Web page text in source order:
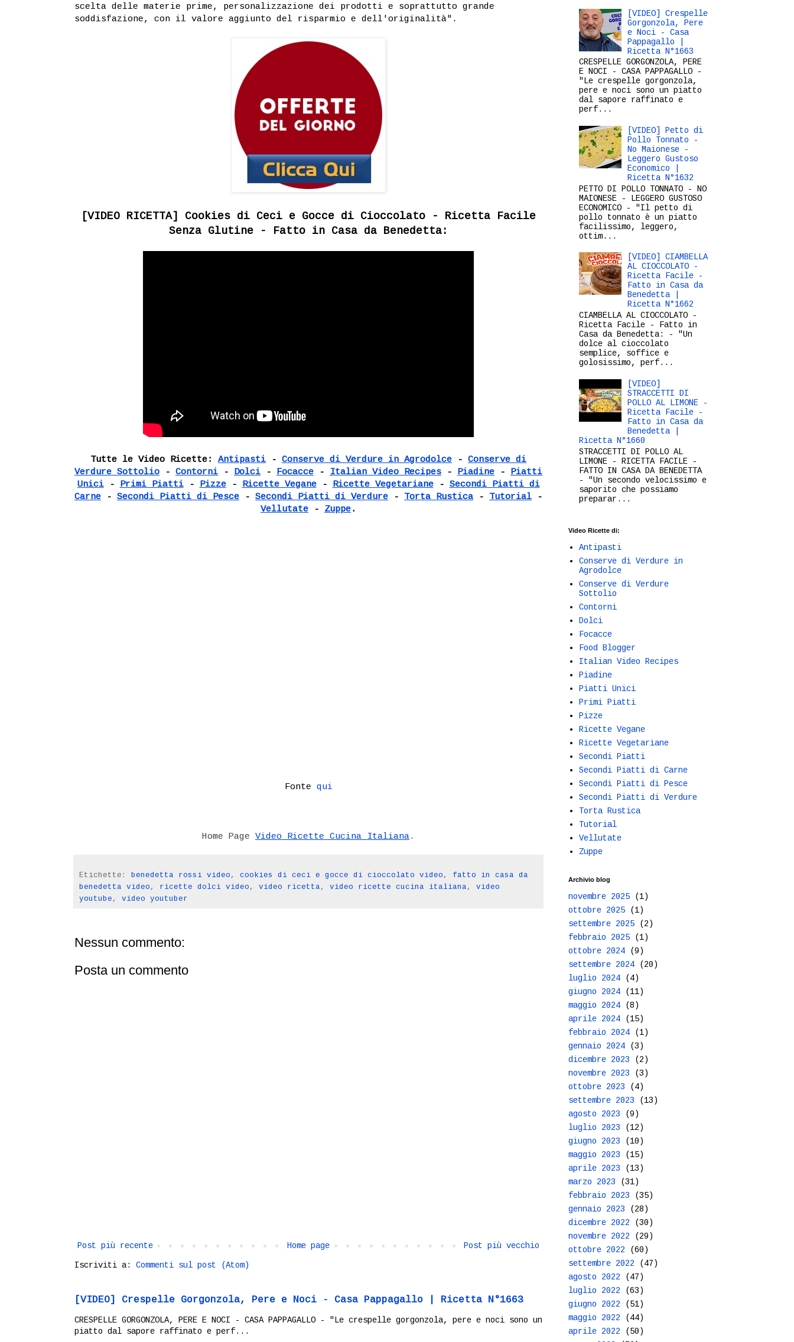
scelta delle materie prime, personalizzazione dei prodotti e soprattutto grande
soddisfazione, con il valore aggiunto del risparmio e dell'originalità".
[VIDEO RICETTA] Cookies di Ceci e Gocce di Cioccolato - Ricetta Facile
Senza Glutine - Fatto in Casa da Benedetta:
Tutte le Video Ricette: Antipasti - Conserve di Verdure in Agrodolce - Conserve di
Verdure Sottolio - Contorni - Dolci - Focacce - Italian Video Recipes - Piadine - Piatti
Unici- Primi Piatti- Pizze- Ricette Vegane- Ricette Vegetariane- Secondi Piatti di
Carne - Secondi Piatti di Pesce - Secondi Piatti di Verdure - Torta Rustica - Tutorial -
Vellutate - Zuppe.
Fonte qui
Home Page Video Ricette Cucina Italiana.
Etichette: benedetta rossi video , cookies di ceci e gocce di cioccolato video , fatto in casa da
benedetta video , ricette dolci video , video ricetta , video ricette cucina italiana , video
youtube , video youtuber
Nessun commento:
Posta un commento
Post più recente Post più vecchio
Home page
Iscriviti a: Commenti sul post (Atom)
[VIDEO] Crespelle Gorgonzola, Pere e Noci - Casa Pappagallo | Ricetta N°1663
CRESPELLE GORGONZOLA, PERE E NOCI - CASA PAPPAGALLO - "Le crespelle gorgonzola, pere e noci sono un
piatto dal sapore raffinato e perf...
[VIDEO] Crespelle
Gorgonzola, Pere
e Noci - Casa
Pappagallo |
Ricetta N°1663
CRESPELLE GORGONZOLA, PERE
E NOCI - CASA PAPPAGALLO -
"Le crespelle gorgonzola,
pere e noci sono un piatto
dal sapore raffinato e
perf...
[VIDEO] Petto di
Pollo Tonnato -
No Maionese -
Leggero Gustoso
Economico |
Ricetta N°1632
PETTO DI POLLO TONNATO - NO
MAIONESE - LEGGERO GUSTOSO
ECONOMICO - "Il petto di
pollo tonnato è un piatto
facilissimo, leggero,
ottim...
[VIDEO] CIAMBELLA
AL CIOCCOLATO -
Ricetta Facile -
Fatto in Casa da
Benedetta |
Ricetta N°1662
CIAMBELLA AL CIOCCOLATO -
Ricetta Facile - Fatto in
Casa da Benedetta: - "Un
dolce al cioccolato
semplice, soffice e
golosissimo, perf...
[VIDEO]
STRACCETTI DI
POLLO AL LIMONE -
Ricetta Facile -
Fatto in Casa da
Benedetta |
Ricetta N°1660
STRACCETTI DI POLLO AL
LIMONE - RICETTA FACILE -
FATTO IN CASA DA BENEDETTA
- "Un secondo velocissimo e
saporito che possiamo
preparar...
Video Ricette di:
Antipasti
Conserve di Verdure in
Agrodolce
Conserve di Verdure
Sottolio
Contorni
Dolci
Focacce
Food Blogger
Italian Video Recipes
Piadine
Piatti Unici
Primi Piatti
Pizze
Ricette Vegane
Ricette Vegetariane
Secondi Piatti
Secondi Piatti di Carne
Secondi Piatti di Pesce
Secondi Piatti di Verdure
Torta Rustica
Tutorial
Vellutate
Zuppe
Archivio blog
novembre 2025 (1)
ottobre 2025 (1)
settembre 2025 (2)
febbraio 2025 (1)
ottobre 2024 (9)
settembre 2024 (20)
luglio 2024 (4)
giugno 2024 (11)
maggio 2024 (8)
aprile 2024 (15)
febbraio 2024 (1)
gennaio 2024 (3)
dicembre 2023 (2)
novembre 2023 (3)
ottobre 2023 (4)
settembre 2023 (13)
agosto 2023 (9)
luglio 2023 (12)
giugno 2023 (10)
maggio 2023 (15)
aprile 2023 (13)
marzo 2023 (31)
febbraio 2023 (35)
gennaio 2023 (28)
dicembre 2022 (30)
novembre 2022 (29)
ottobre 2022 (60)
settembre 2022 (47)
agosto 2022 (47)
luglio 2022 (63)
giugno 2022 (51)
maggio 2022 (44)
aprile 2022 (50)